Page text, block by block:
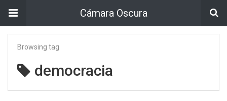
Cámara Oscura
Browsing tag
democracia